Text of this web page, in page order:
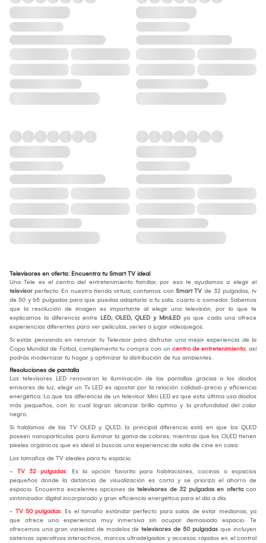
Televisores en oferta: Encuentra tu Smart TV ideal
Una Tele es el centro del entretenimiento familiar, por eso te ayudamos a elegir el
televisor perfecto. En nuestra tienda virtual, contamos con Smart TV de 32 pulgadas, tv
de 50 y 65 pulgadas para que puedas adaptarla a tu sala, cuarto o comedor. Sabemos
que la resolución de imagen es importante al elegir una televisión, por lo que te
explicamos la diferencia entre LED, OLED, QLED y MiniLED ya que cada una ofrece
experiencias diferentes para ver películas, series o jugar videojuegos.
Si estás pensando en renovar tu Televisor para disfrutar una mejor experiencia de la
Copa Mundial de Fútbol, complementa tu compra con un centro de entretenimiento, así
podrás modernizar tu hogar y optimizar la distribución de tus ambientes.
Resoluciones de pantalla
Los televisores LED renovaron la iluminación de las pantallas gracias a los diodos
emisores de luz, elegir un Tv LED es apostar por la relación calidad-precio y eficiencia
energética. Lo que los diferencia de un televisor Mini LED es que esta última usa diodos
más pequeños, con lo cual logran alcanzar brillo óptimo y la profundidad del color
negro.
Si hablamos de las TV OLED y QLED, la principal diferencia está en que los QLED
poseen nanopartículas para iluminar la gama de colores, mientras que los OLED tienen
píxeles orgánicos que es ideal si buscas una experiencia de sala de cine en casa.
Los tamaños de TV ideales para tu espacio
- TV 32 pulgadas: Es la opción favorita para habitaciones, cocinas o espacios
pequeños donde la distancia de visualización es corta y se prioriza el ahorro de
espacio. Encuentra excelentes opciones de televisores de 32 pulgadas en oferta con
sintonizador digital incorporado y gran eficiencia energética para el día a día.
- TV 50 pulgadas: Es el tamaño estándar perfecto para salas de estar medianas, ya
que ofrece una experiencia muy inmersiva sin ocupar demasiado espacio. Te
ofrecemos una gran variedad de modelos de televisores de 50 pulgadas que incluyen
sistemas operativos interactivos, marcos ultradelgados y accesos rápidos en el control